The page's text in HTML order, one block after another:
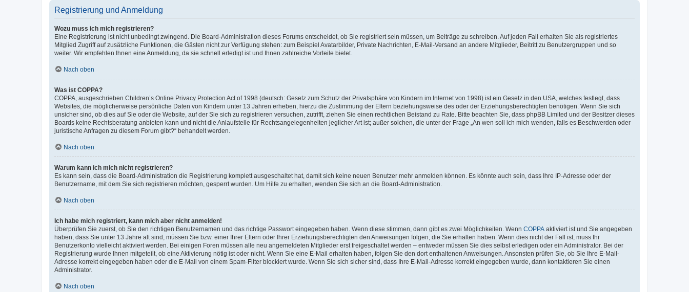
Registrierung und Anmeldung
Wozu muss ich mich registrieren?
Eine Registrierung ist nicht unbedingt zwingend. Die Board-Administration dieses Forums entscheidet, ob Sie registriert sein müssen, um Beiträge zu schreiben. Auf jeden Fall erhalten Sie als registriertes
Mitglied Zugriff auf zusätzliche Funktionen, die Gästen nicht zur Verfügung stehen: zum Beispiel Avatarbilder, Private Nachrichten, E-Mail-Versand an andere Mitglieder, Beitritt zu Benutzergruppen und so
weiter. Wir empfehlen Ihnen eine Anmeldung, da sie schnell erledigt ist und Ihnen zahlreiche Vorteile bietet.
Nach oben
Was ist COPPA?
COPPA, ausgeschrieben Children’s Online Privacy Protection Act of 1998 (deutsch: Gesetz zum Schutz der Privatsphäre von Kindern im Internet von 1998) ist ein Gesetz in den USA, welches festlegt, dass
Websites, die möglicherweise persönliche Daten von Kindern unter 13 Jahren erheben, hierzu die Zustimmung der Eltern beziehungsweise des oder der Erziehungsberechtigten benötigen. Wenn Sie sich
unsicher sind, ob dies auf Sie oder die Website, auf der Sie sich zu registrieren versuchen, zutrifft, ziehen Sie einen rechtlichen Beistand zu Rate. Bitte beachten Sie, dass phpBB Limited und der Besitzer dieses
Boards keine Rechtsberatung anbieten kann und nicht die Anlaufstelle für Rechtsangelegenheiten jeglicher Art ist; außer solchen, die unter der Frage „An wen soll ich mich wenden, falls es Beschwerden oder
juristische Anfragen zu diesem Forum gibt?“ behandelt werden.
Nach oben
Warum kann ich mich nicht registrieren?
Es kann sein, dass die Board-Administration die Registrierung komplett ausgeschaltet hat, damit sich keine neuen Benutzer mehr anmelden können. Es könnte auch sein, dass Ihre IP-Adresse oder der
Benutzername, mit dem Sie sich registrieren möchten, gesperrt wurden. Um Hilfe zu erhalten, wenden Sie sich an die Board-Administration.
Nach oben
Ich habe mich registriert, kann mich aber nicht anmelden!
Überprüfen Sie zuerst, ob Sie den richtigen Benutzernamen und das richtige Passwort eingegeben haben. Wenn diese stimmen, dann gibt es zwei Möglichkeiten. Wenn COPPA aktiviert ist und Sie angegeben
haben, dass Sie unter 13 Jahre alt sind, müssen Sie bzw. einer Ihrer Eltern oder Ihrer Erziehungsberechtigten den Anweisungen folgen, die Sie erhalten haben. Wenn dies nicht der Fall ist, muss Ihr
Benutzerkonto vielleicht aktiviert werden. Bei einigen Foren müssen alle neu angemeldeten Mitglieder erst freigeschaltet werden – entweder müssen Sie dies selbst erledigen oder ein Administrator. Bei der
Registrierung wurde Ihnen mitgeteilt, ob eine Aktivierung nötig ist oder nicht. Wenn Sie eine E-Mail erhalten haben, folgen Sie den dort enthaltenen Anweisungen. Ansonsten prüfen Sie, ob Sie Ihre E-Mail-
Adresse korrekt eingegeben haben oder die E-Mail von einem Spam-Filter blockiert wurde. Wenn Sie sich sicher sind, dass Ihre E-Mail-Adresse korrekt eingegeben wurde, dann kontaktieren Sie einen
Administrator.
Nach oben